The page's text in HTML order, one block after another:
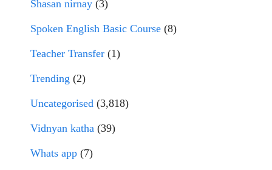
Shasan nirnay (3)
Spoken English Basic Course (8)
Teacher Transfer (1)
Trending (2)
Uncategorised (3,818)
Vidnyan katha (39)
Whats app (7)